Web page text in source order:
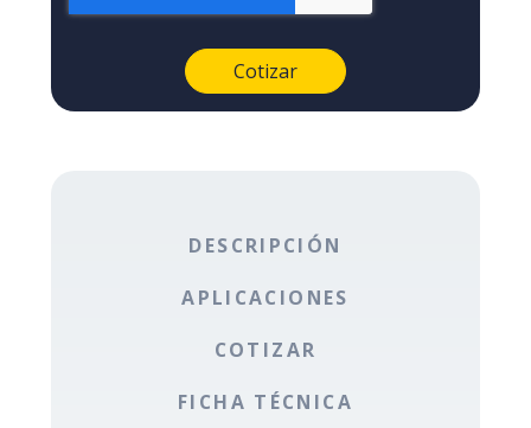
DESCRIPCIÓN
APLICACIONES
COTIZAR
FICHA TÉCNICA